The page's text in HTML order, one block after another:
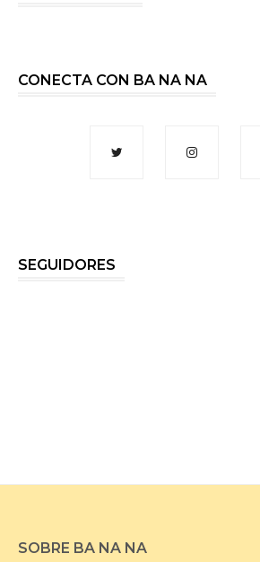
CONECTA CON BA NA NA
SEGUIDORES
SOBRE BA NA NA